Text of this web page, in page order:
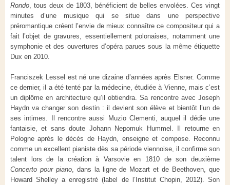
Rondo , tous deux de 1803, bénéficient de belles envolées. Ces vingt
minutes d’une musique qui se situe dans une perspective
préromantique créent l’envie de mieux connaître ce compositeur qui a
fait l’objet de gravures, essentiellement polonaises, notamment une
symphonie et des ouvertures d’opéra parues sous la même étiquette
Dux en 2010.
Franciszek Lessel est né une dizaine d’années après Elsner. Comme
ce dernier, il a été tenté par la médecine, étudiée à Vienne, mais c’est
un diplôme en architecture qu’il obtiendra. Sa rencontre avec Joseph
Haydn va changer son destin : il devient son élève et bientôt l’un de
ses intimes. Il rencontre aussi Muzio Clementi, auquel il dédie une
fantaisie, et sans doute Johann Nepomuk Hummel. Il retourne en
Pologne après le décès de Haydn, enseigne et compose. Reconnu
comme un excellent pianiste dès sa période viennoise, il confirme son
talent lors de la création à Varsovie en 1810 de son deuxième
Concerto pour piano, dans la ligne de Mozart et de Beethoven, que
Howard Shelley a enregistré (label de l’Institut Chopin, 2012). Son